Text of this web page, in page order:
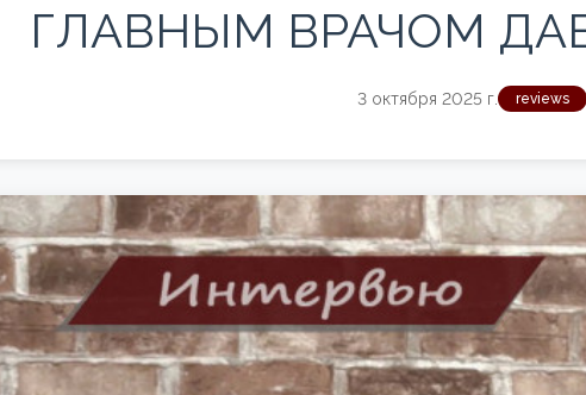
ГЛАВНЫМ ВРАЧОМ
3 октября 2025 г. reviews